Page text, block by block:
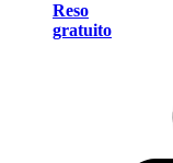
Reso
gratuito